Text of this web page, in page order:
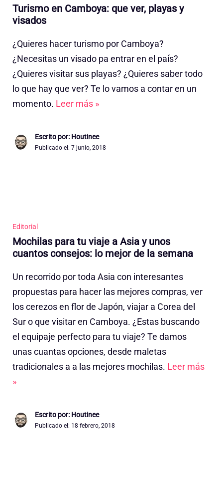
Turismo en Camboya: que ver, playas y
visados
¿Quieres hacer turismo por Camboya?
¿Necesitas un visado pa entrar en el país?
¿Quieres visitar sus playas? ¿Quieres saber todo
lo que hay que ver? Te lo vamos a contar en un
momento. Leer más »
Escrito por: Houtinee
Publicado el: 7 junio, 2018
Editorial
Mochilas para tu viaje a Asia y unos
cuantos consejos: lo mejor de la semana
Un recorrido por toda Asia con interesantes
propuestas para hacer las mejores compras, ver
los cerezos en flor de Japón, viajar a Corea del
Sur o que visitar en Camboya. ¿Estas buscando
el equipaje perfecto para tu viaje? Te damos
unas cuantas opciones, desde maletas
tradicionales a a las mejores mochilas. Leer más
»
Escrito por: Houtinee
Publicado el: 18 febrero, 2018